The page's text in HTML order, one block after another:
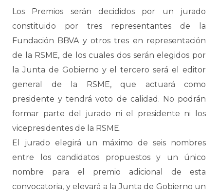
Los Premios serán decididos por un jurado
constituido por tres representantes de la
Fundación BBVA y otros tres en representación
de la RSME, de los cuales dos serán elegidos por
la Junta de Gobierno y el tercero será el editor
general de la RSME, que actuará como
presidente y tendrá voto de calidad. No podrán
formar parte del jurado ni el presidente ni los
vicepresidentes de la RSME.
El jurado elegirá un máximo de seis nombres
entre los candidatos propuestos y un único
nombre para el premio adicional de esta
convocatoria, y elevará a la Junta de Gobierno un